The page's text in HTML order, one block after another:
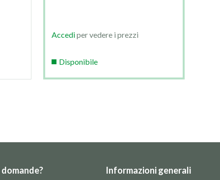
Accediper vedere i prezzi
Disponibile
Informazioni generali